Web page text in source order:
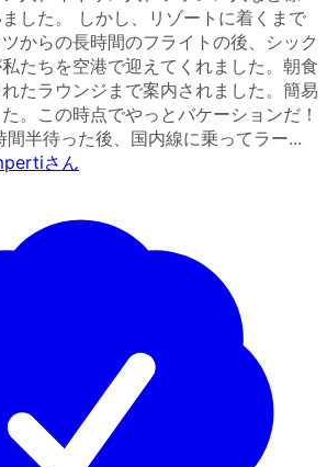
した。 しかし、リゾートに着くまで
からの長時間のフライトの後、シック
たちを空港で迎えてくれました。朝食
たラウンジまで案内されました。簡易
。この時点でやっとバケーションだ！
間半待った後、国内線に乗ってラー...
さん